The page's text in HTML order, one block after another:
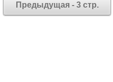
Предыдущая - 3 стр.